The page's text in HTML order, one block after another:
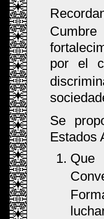
por el
Se
Estados